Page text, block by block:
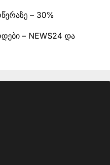
– 30%
– NEWS24 და